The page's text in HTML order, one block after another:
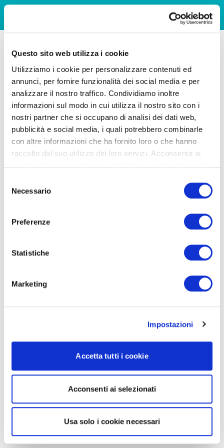
Questo sito web utilizza i cookie
Utilizziamo i cookie per personalizzare contenuti ed
annunci, per fornire funzionalità dei social media e per
analizzare il nostro traffico. Condividiamo inoltre
informazioni sul modo in cui utilizza il nostro sito con i
nostri partner che si occupano di analisi dei dati web,
pubblicità e social media, i quali potrebbero combinarle
con altre informazioni che ha fornito loro o che hanno
raccolto dal suo utilizzo dei loro servizi. Acconsenta ai
delNecessario
Preferenze
Statistiche
Marketing
Impostazioni
Accetta tutti i cookie
Acconsenti ai selezionati
Usa solo i cookie necessari